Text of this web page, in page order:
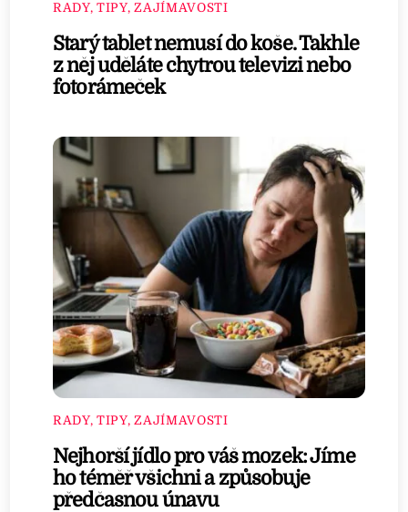
RADY, TIPY, ZAJÍMAVOSTI
Starý tablet nemusí do koše. Takhle
z něj uděláte chytrou televizi nebo
fotorámeček
RADY, TIPY, ZAJÍMAVOSTI
Nejhorší jídlo pro váš mozek: Jíme
ho téměř všichni a způsobuje
předčasnou únavu